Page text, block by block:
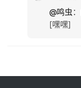
@鸣虫 ：
[嘿嘿]